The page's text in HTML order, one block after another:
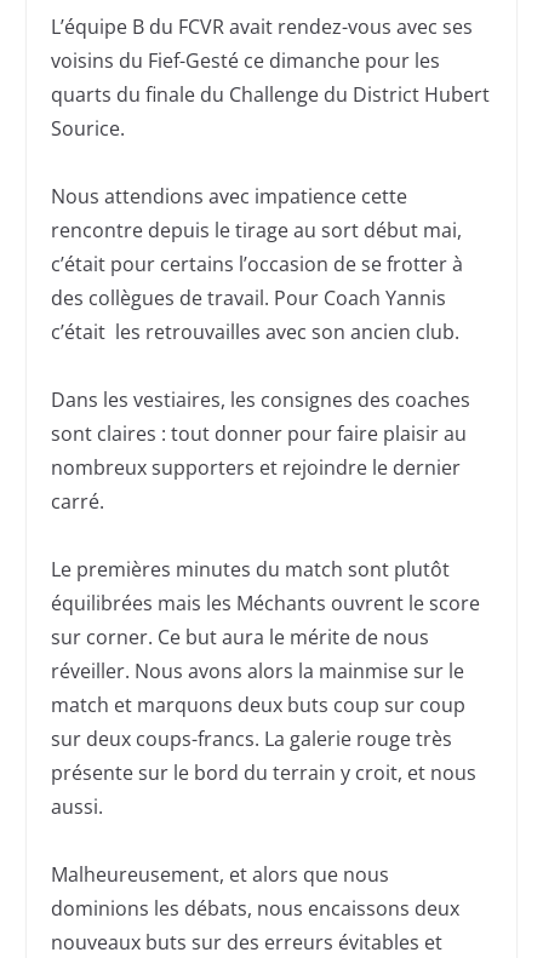
L’équipe B du FCVR avait rendez-vous avec ses
voisins du Fief-Gesté ce dimanche pour les
quarts du finale du Challenge du District Hubert
Sourice.
Nous attendions avec impatience cette
rencontre depuis le tirage au sort début mai,
c’était pour certains l’occasion de se frotter à
des collègues de travail. Pour Coach Yannis
c’était les retrouvailles avec son ancien club.
Dans les vestiaires, les consignes des coaches
sont claires : tout donner pour faire plaisir au
nombreux supporters et rejoindre le dernier
carré.
Le premières minutes du match sont plutôt
équilibrées mais les Méchants ouvrent le score
sur corner. Ce but aura le mérite de nous
réveiller. Nous avons alors la mainmise sur le
match et marquons deux buts coup sur coup
sur deux coups-francs. La galerie rouge très
présente sur le bord du terrain y croit, et nous
aussi.
Malheureusement, et alors que nous
dominions les débats, nous encaissons deux
nouveaux buts sur des erreurs évitables et